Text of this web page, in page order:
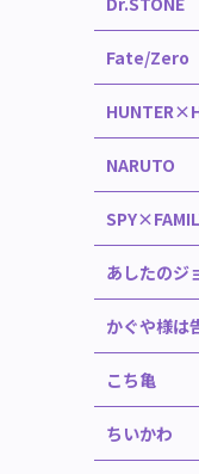
Fate/Zero
NARUTO
あしたのジ
かぐや様は
こち亀
ちいかわ